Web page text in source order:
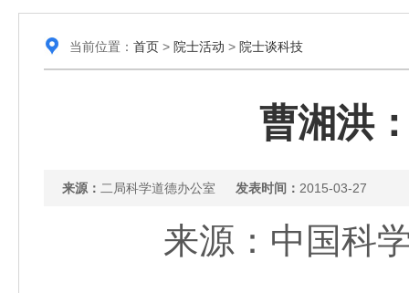
当前位置： 首页> 院士活动 > 院士谈科技
曹湘洪
来源： 二局科学道德办公室 发表时间： 2015-03-27
来源：中国科